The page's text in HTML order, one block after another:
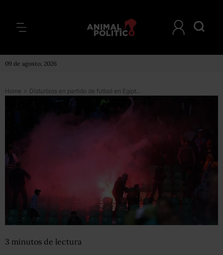
09 de agosto, 2026
Home > Disturbios en partido de futbol en Egipto dejan 74 muertos
3 minutos de lectura